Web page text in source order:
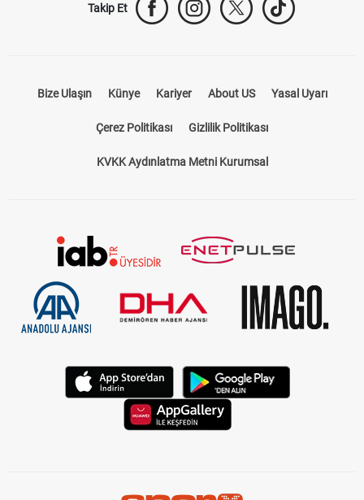
Takip Et
Bize Ulaşın Künye Kariyer About US Yasal Uyarı
Çerez Politikası Gizlilik Politikası
KVKK Aydınlatma Metni Kurumsal